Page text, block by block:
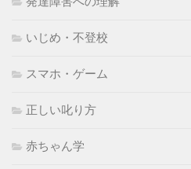
いじめ・不登校
スマホ・ゲーム
正しい叱り方
赤ちゃん学